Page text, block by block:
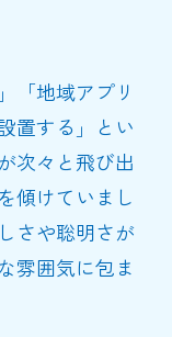
「地域アプリ
置する」とい
次々と飛び出
傾けていまし
さや聡明さが
雰囲気に包ま